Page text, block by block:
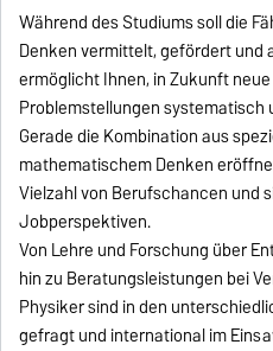
Während des Studiums soll die
Denken vermittelt, gefördert und
ermöglicht Ihnen, in Zukunft
Problemstellungen systematisch
Gerade die Kombination aus
mathematischem Denken
Vielzahl von Berufschancen und
Jobperspektiven.
Von Lehre und Forschung über
hin zu Beratungsleistungen bei
Physiker sind in den
gefragt und international im